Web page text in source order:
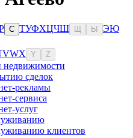
С ТУФХЦЧШ Ы ЭЮ
VWX Y Z
недвижимости
сделок
рекламы
сервиса
услуг
клиентов